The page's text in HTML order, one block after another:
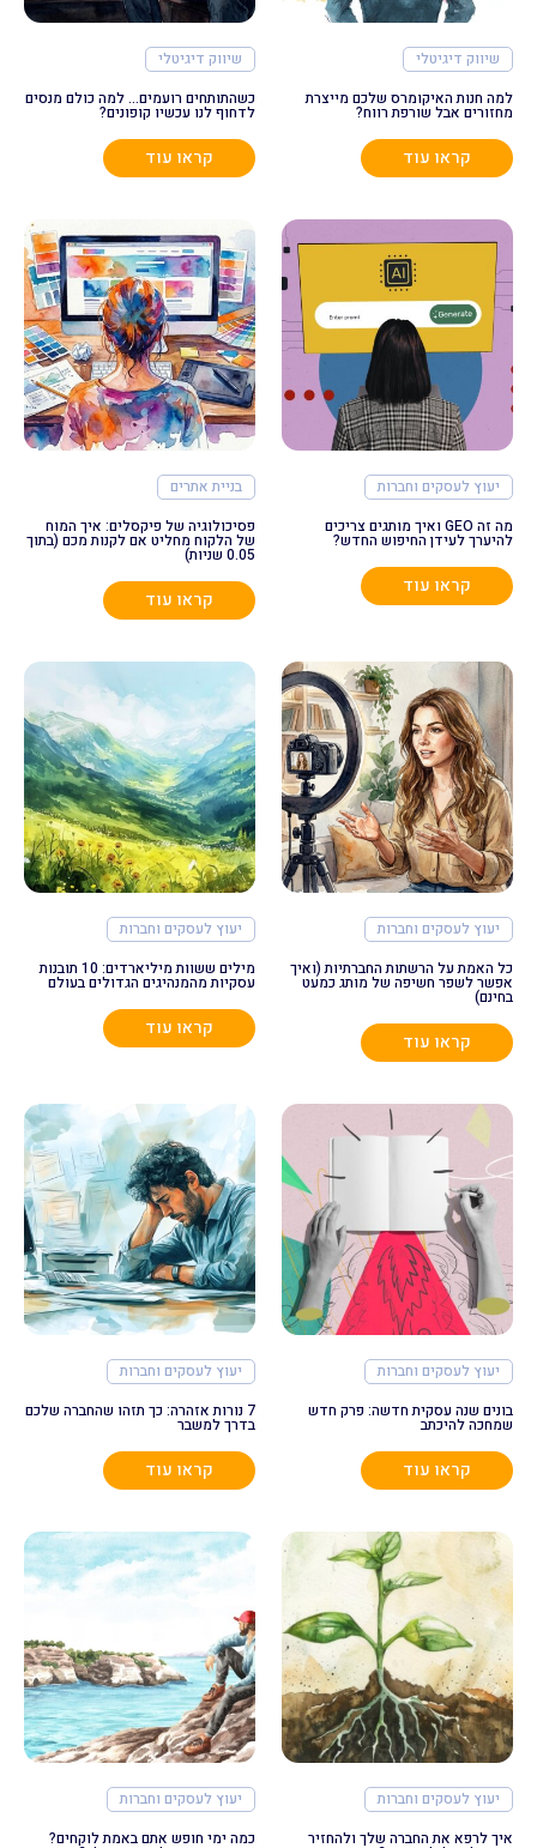
שיווק דיגיטלי
למה חנות האיקומרס שלכם מייצרת
מחזורים אבל שורפת רווח?
קראו עוד
שיווק דיגיטלי
כשהתותחים רועמים… למה כולם מנסים
לדחוף לנו עכשיו קופונים?
קראו עוד
יעוץ לעסקים וחברות
מה זה GEO ואיך מותגים צריכים
להיערך לעידן החיפוש החדש?
קראו עוד
בניית אתרים
פסיכולוגיה של פיקסלים: איך המוח
של הלקוח מחליט אם לקנות מכם (בתוך
0.05 שניות)
קראו עוד
יעוץ לעסקים וחברות
כל האמת על הרשתות החברתיות (ואיך
אפשר לשפר חשיפה של מותג כמעט
בחינם)
קראו עוד
יעוץ לעסקים וחברות
מילים ששוות מיליארדים: 10 תובנות
עסקיות מהמנהיגים הגדולים בעולם
קראו עוד
יעוץ לעסקים וחברות
בונים שנה עסקית חדשה: פרק חדש
שמחכה להיכתב
קראו עוד
יעוץ לעסקים וחברות
7 נורות אזהרה: כך תזהו שהחברה שלכם
בדרך למשבר
קראו עוד
יעוץ לעסקים וחברות
איך לרפא את החברה שלך ולהחזיר
יעוץ לעסקים וחברות
כמה ימי חופש אתם באמת לוקחים?